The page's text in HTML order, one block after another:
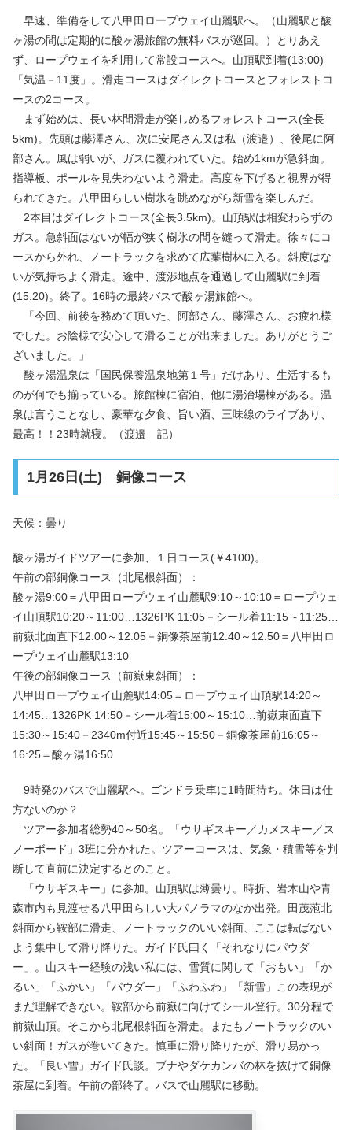
早速、準備をして八甲田ロープウェイ山麗駅へ。（山麗駅と酸
ヶ湯の間は定期的に酸ヶ湯旅館の無料バスが巡回。）とりあえ
ず、ロープウェイを利用して常設コースへ。山頂駅到着(13:00)
「気温－11度」。滑走コースはダイレクトコースとフォレストコ
ースの2コース。
まず始めは、長い林間滑走が楽しめるフォレストコース(全長
5km)。先頭は藤澤さん、次に安尾さん又は私（渡邉）、後尾に阿
部さん。風は弱いが、ガスに覆われていた。始め1kmが急斜面。
指導板、ポールを見失わないよう滑走。高度を下げると視界が得
られてきた。八甲田らしい樹氷を眺めながら新雪を楽しんだ。
2本目はダイレクトコース(全長3.5km)。山頂駅は相変わらずの
ガス。急斜面はないが幅が狭く樹氷の間を縫って滑走。徐々にコ
ースから外れ、ノートラックを求めて広葉樹林に入る。斜度はな
いが気持ちよく滑走。途中、渡渉地点を通過して山麗駅に到着
(15:20)。終了。16時の最終バスで酸ヶ湯旅館へ。
「今回、前後を務めて頂いた、阿部さん、藤澤さん、お疲れ様
でした。お陰様で安心して滑ることが出来ました。ありがとうご
ざいました。」
酸ヶ湯温泉は「国民保養温泉地第１号」だけあり、生活するも
のが何でも揃っている。旅館棟に宿泊、他に湯治場棟がある。温
泉は言うことなし、豪華な夕食、旨い酒、三味線のライブあり、
最高！！23時就寝。（渡邉 記）
1月26日(土) 銅像コース
天候：曇り
酸ヶ湯ガイドツアーに参加、１日コース(￥4100)。
午前の部銅像コース（北尾根斜面）：
酸ヶ湯9:00＝八甲田ロープウェイ山麓駅9:10～10:10＝ロープウェ
イ山頂駅10:20～11:00…1326PK 11:05－シール着11:15～11:25…
前嶽北面直下12:00～12:05－銅像茶屋前12:40～12:50＝八甲田ロ
ープウェイ山麓駅13:10
午後の部銅像コース（前嶽東斜面）：
八甲田ロープウェイ山麓駅14:05＝ロープウェイ山頂駅14:20～
14:45…1326PK 14:50－シール着15:00～15:10…前嶽東面直下
15:30～15:40－2340m付近15:45～15:50－銅像茶屋前16:05～
16:25＝酸ヶ湯16:50
9時発のバスで山麗駅へ。ゴンドラ乗車に1時間待ち。休日は仕
方ないのか？
ツアー参加者総勢40～50名。「ウサギスキー／カメスキー／ス
ノーボード」3班に分かれた。ツアーコースは、気象・積雪等を判
断して直前に決定するとのこと。
「ウサギスキー」に参加。山頂駅は薄曇り。時折、岩木山や青
森市内も見渡せる八甲田らしい大パノラマのなか出発。田茂萢北
斜面から鞍部に滑走、ノートラックのいい斜面、ここは転ばない
よう集中して滑り降りた。ガイド氏曰く「それなりにパウダ
ー」。山スキー経験の浅い私には、雪質に関して「おもい」「か
るい」「ふかい」「パウダー」「ふわふわ」「新雪」この表現が
まだ理解できない。鞍部から前嶽に向けてシール登行。30分程で
前嶽山頂。そこから北尾根斜面を滑走。またもノートラックのい
い斜面！ガスが巻いてきた。慎重に滑り降りたが、滑り易かっ
た。「良い雪」ガイド氏談。ブナやダケカンバの林を抜けて銅像
茶屋に到着。午前の部終了。バスで山麗駅に移動。